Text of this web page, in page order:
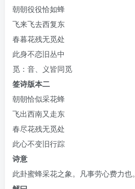
朝朝役役恰如蜂
飞来飞去西复东
春暮花残无觅处
此身不恋旧丛中
觅：音、义皆同觅
签诗版本二
朝朝恰似采花蜂
飞出西南又走东
春尽花残无觅处
此心不变旧行踪
诗意
此卦蜜蜂采花之象。凡事劳心费力也。